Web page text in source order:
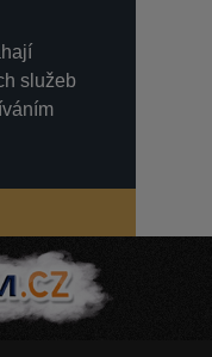
služeb